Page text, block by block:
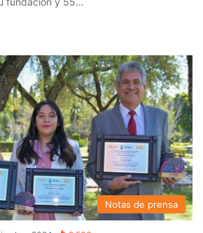
Notas de prensa